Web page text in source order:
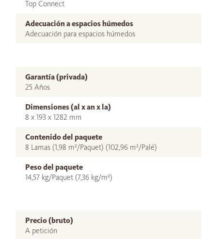
Top Connect
Adecuación a espacios húmedos
Adecuación para espacios húmedos
Garantía (privada)
25 Años
Dimensiones (al x an x la)
8 x 193 x 1282 mm
Contenido del paquete
8 Lamas (1,98 m²/Paquet) (102,96 m²/Palé)
Peso del paquete
14,57 kg/Paquet (7,36 kg/m²)
Precio (bruto)
A petición